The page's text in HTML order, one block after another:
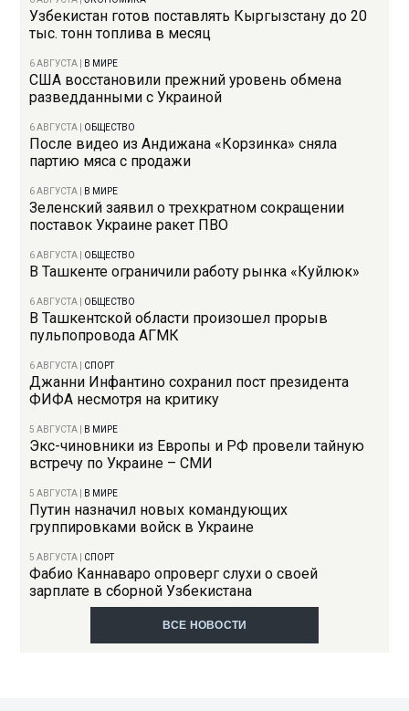
Узбекистан готов поставлять Кыргызстану до 20
тыс. тонн топлива в месяц
6 АВГУСТА В МИРЕ
США восстановили прежний уровень обмена
разведданными с Украиной
6 АВГУСТА ОБЩЕСТВО
После видео из Андижана «Корзинка» сняла
партию мяса с продажи
6 АВГУСТА В МИРЕ
Зеленский заявил о трехкратном сокращении
поставок Украине ракет ПВО
6 АВГУСТА ОБЩЕСТВО
В Ташкенте ограничили работу рынка «Куйлюк»
6 АВГУСТА ОБЩЕСТВО
В Ташкентской области произошел прорыв
пульпопровода АГМК
6 АВГУСТА СПОРТ
Джанни Инфантино сохранил пост президента
ФИФА несмотря на критику
5 АВГУСТА В МИРЕ
Экс-чиновники из Европы и РФ провели тайную
встречу по Украине – СМИ
5 АВГУСТА В МИРЕ
Путин назначил новых командующих
группировками войск в Украине
5 АВГУСТА СПОРТ
Фабио Каннаваро опроверг слухи о своей
зарплате в сборной Узбекистана
ВСЕ НОВОСТИ